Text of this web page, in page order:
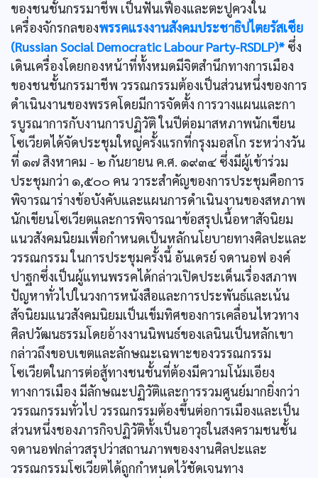
ของชนชั้นกรรมาชีพ เป็นฟันเฟืองและตะปูควงใน
เครื่องจักรกลของพรรคแรงงานสังคมประชาธิปไตยรัสเซีย
(Russian Social Democratic Labour Party-RSDLP)* ซึ่ง
เดินเครื่องโดยกองหน้าที่ทั้งหมดมีจิตสำนึกทางการเมือง
ของชนชั้นกรรมาชีพ วรรณกรรมต้องเป็นส่วนหนึ่งของการ
ดำเนินงานของพรรคโดยมีการจัดตั้ง การวางแผนและกา
รบูรณาการกับงานการปฏิวัติ ในปีต่อมาสหภาพนักเขียน
โซเวียตได้จัดประชุมใหญ่ครั้งแรกที่กรุงมอสโก ระหว่างวัน
ที่ ๑๗ สิงหาคม - ๒ กันยายน ค.ศ. ๑๙๓๔ ซึ่งมีผู้เข้าร่วม
ประชุมกว่า ๑,๕๐๐ คน วาระสำคัญของการประชุมคือการ
พิจารณาร่างข้อบังคับและแผนการดำเนินงานของสหภาพ
นักเขียนโซเวียตและการพิจารณาข้อสรุปเนื้อหาสัจนิยม
แนวสังคมนิยมเพื่อกำหนดเป็นหลักนโยบายทางศิลปะและ
วรรณกรรม ในการประชุมครั้งนี้ อันเดรย์ จดานอฟ องค์
ปาฐกซึ่งเป็นผู้แทนพรรคได้กล่าวเปิดประเด็นเรื่องสภาพ
ปัญหาทั่วไปในวงการหนังสือและการประพันธ์และเน้น
สัจนิยมแนวสังคมนิยมเป็นเข็มทิศของการเคลื่อนไหวทาง
ศิลปวัฒนธรรมโดยอ้างงานนิพนธ์ของเลนินเป็นหลักเขา
กล่าวถึงขอบเขตและลักษณะเฉพาะของวรรณกรรม
โซเวียตในการต่อสู้ทางชนชั้นที่ต้องมีความโน้มเอียง
ทางการเมือง มีลักษณะปฏิวัติและการรวมศูนย์มากยิ่งกว่า
วรรณกรรมทั่วไป วรรณกรรมต้องขึ้นต่อการเมืองและเป็น
ส่วนหนึ่งชองภารกิจปฏิวัติทั้งเป็นอาวุธในสงครามชนชั้น
จดานอฟกล่าวสรุปว่าสถานภาพของงานศิลปะและ
วรรณกรรมโซเวียตได้ถูกกำหนดไว้ชัดเจนทาง